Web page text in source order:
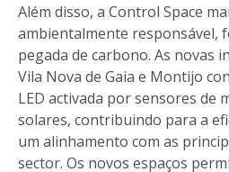
Além disso, a Control Space
ambientalmente responsável,
pegada de carbono. As novas
Vila Nova de Gaia e Montijo
LED activada por sensores de
solares, contribuindo para a
um alinhamento com as
sector. Os novos espaços